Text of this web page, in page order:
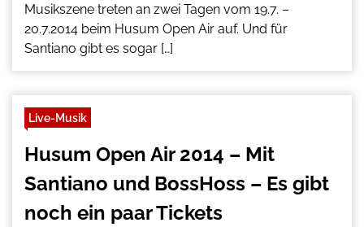
Musikszene treten an zwei Tagen vom 19.7. –
20.7.2014 beim Husum Open Air auf. Und für
Santiano gibt es sogar […]
Live-Musik
Husum Open Air 2014 – Mit
Santiano und BossHoss – Es gibt
noch ein paar Tickets